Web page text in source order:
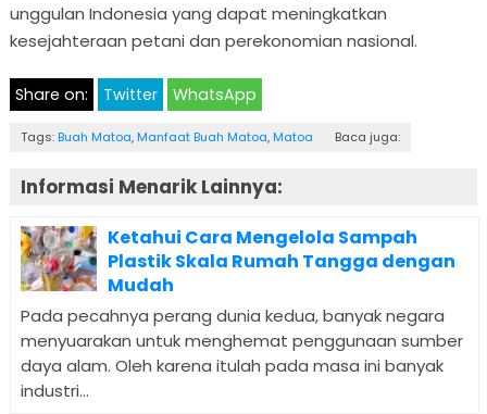
unggulan Indonesia yang dapat meningkatkan
kesejahteraan petani dan perekonomian nasional.
Share on: Twitter WhatsApp
Tags: Buah Matoa, Manfaat Buah Matoa, Matoa Baca juga:
Informasi Menarik Lainnya:
Ketahui Cara Mengelola Sampah
Plastik Skala Rumah Tangga dengan
Mudah
Pada pecahnya perang dunia kedua, banyak negara
menyuarakan untuk menghemat penggunaan sumber
daya alam. Oleh karena itulah pada masa ini banyak
industri...